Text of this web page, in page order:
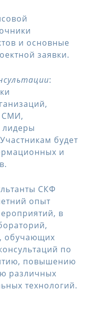
и основные
заявки.
:
СМИ,
лидеры
будет
и
СКФ
опыт
в
обучающих
по
повышению
различных
технологий.